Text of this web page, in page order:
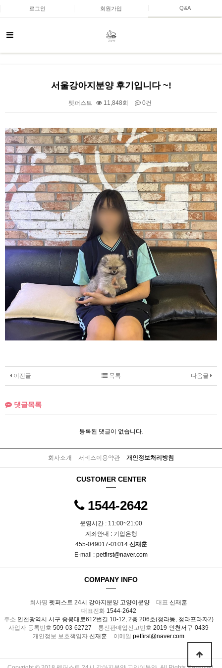
로그인 회원가입 Q&A
서울강아지분양 후기입니다 ~!
펫퍼스트 11,848회 0건
본문
이전글 다음글
목록
댓글목록
등록된 댓글이 없습니다.
회사소개 서비스이용약관 개인정보처리방침
CUSTOMER CENTER
1544-2642
운영시간 : 11:00~21:00
계좌안내 : 기업은행
455-049017-01014 신재훈
E-mail : petfirst@naver.com
COMPANY INFO
회사명 펫퍼스트 24시 강아지분양 고양이분양 대표 신재훈
대표전화1544-2642
주소 인천광역시 서구 중봉대로612번길 10-12, 2층 206호(청라동, 청라프라자2)
사업자 등록번호 509-03-62727 통신판매업신고번호 2019-인천서구-0439
개인정보 보호책임자 신재훈 이메일 petfirst@naver.com